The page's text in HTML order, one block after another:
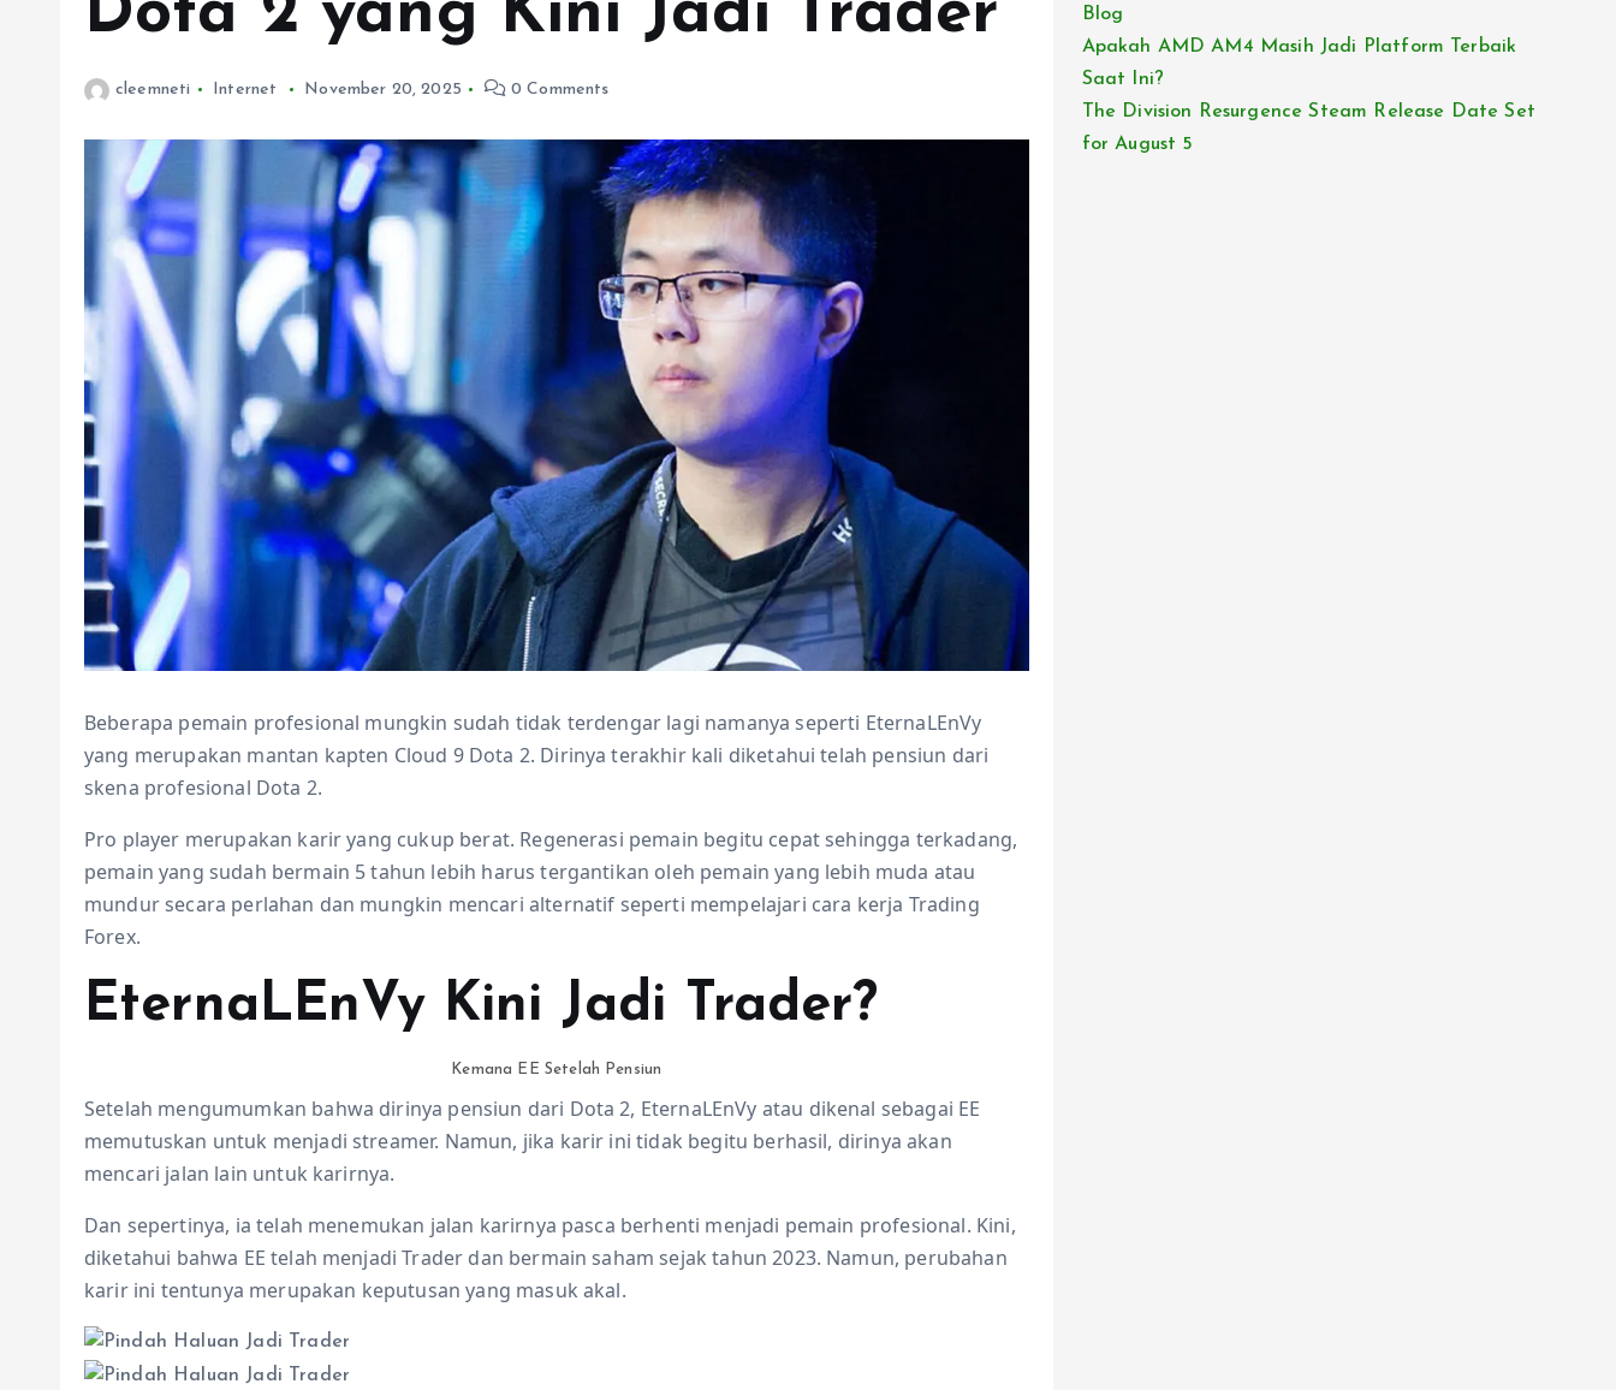
Dota 2 yang Kini Jadi Trader
cleemneti Internet November 20, 2025 0 Comments
Beberapa pemain profesional mungkin sudah tidak terdengar lagi namanya seperti EternaLEnVy
yang merupakan mantan kapten Cloud 9 Dota 2. Dirinya terakhir kali diketahui telah pensiun dari
skena profesional Dota 2.
Pro player merupakan karir yang cukup berat. Regenerasi pemain begitu cepat sehingga terkadang,
pemain yang sudah bermain 5 tahun lebih harus tergantikan oleh pemain yang lebih muda atau
mundur secara perlahan dan mungkin mencari alternatif seperti mempelajari cara kerja Trading
Forex.
EternaLEnVy Kini Jadi Trader?
Kemana EE Setelah Pensiun
Setelah mengumumkan bahwa dirinya pensiun dari Dota 2, EternaLEnVy atau dikenal sebagai EE
memutuskan untuk menjadi streamer. Namun, jika karir ini tidak begitu berhasil, dirinya akan
mencari jalan lain untuk karirnya.
Dan sepertinya, ia telah menemukan jalan karirnya pasca berhenti menjadi pemain profesional. Kini,
diketahui bahwa EE telah menjadi Trader dan bermain saham sejak tahun 2023. Namun, perubahan
karir ini tentunya merupakan keputusan yang masuk akal.
Blog
Apakah AMD AM4 Masih Jadi Platform Terbaik
Saat Ini?
The Division Resurgence Steam Release Date Set
for August 5